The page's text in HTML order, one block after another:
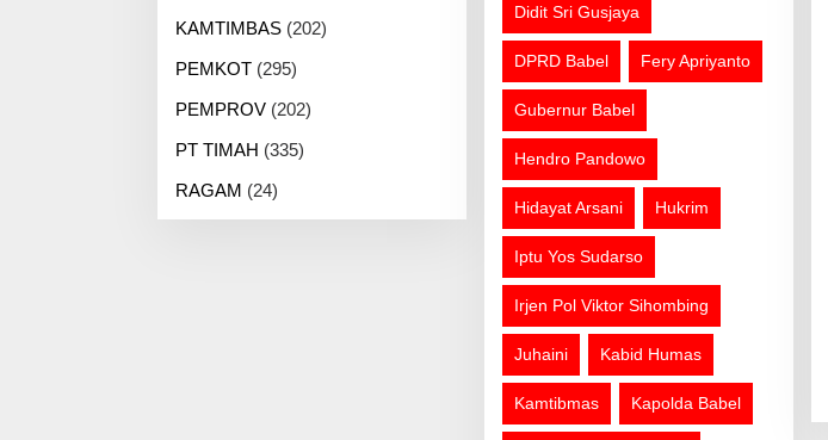
KAMTIMBAS (202)
PEMKOT (295)
PEMPROV (202)
PT TIMAH (335)
RAGAM (24)
Didit Sri Gusjaya
DPRD Babel Fery Apriyanto
Gubernur Babel
Hendro Pandowo
Hidayat Arsani Hukrim
Iptu Yos Sudarso
Irjen Pol Viktor Sihombing
Juhaini Kabid Humas
Kamtibmas Kapolda Babel